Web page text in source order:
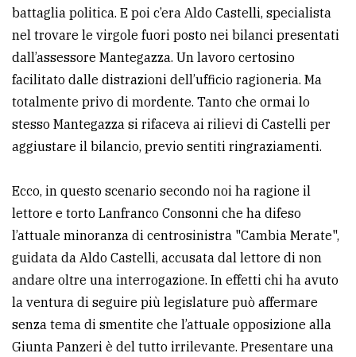
PRIVACY
Privacy
policy
Cookie
battaglia politica. E poi c’era Aldo Castelli, specialista
nel trovare le virgole fuori posto nei bilanci presentati
dall’assessore Mantegazza. Un lavoro certosino
facilitato dalle distrazioni dell’ufficio ragioneria. Ma
totalmente privo di mordente. Tanto che ormai lo
stesso Mantegazza si rifaceva ai rilievi di Castelli per
aggiustare il bilancio, previo sentiti ringraziamenti.
Ecco, in questo scenario secondo noi ha ragione il
lettore e torto Lanfranco Consonni che ha difeso
l’attuale minoranza di centrosinistra "Cambia Merate",
guidata da Aldo Castelli, accusata dal lettore di non
andare oltre una interrogazione. In effetti chi ha avuto
la ventura di seguire più legislature può affermare
senza tema di smentite che l’attuale opposizione alla
Giunta Panzeri è del tutto irrilevante. Presentare una